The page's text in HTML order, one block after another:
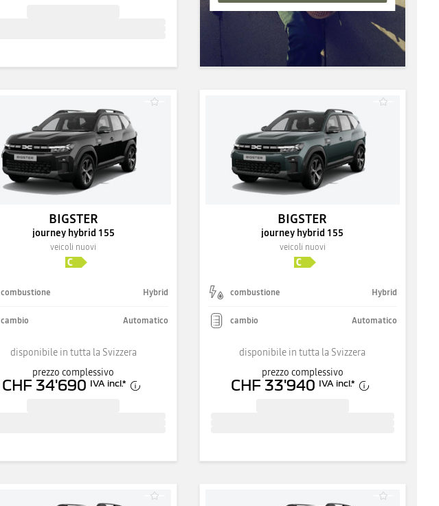
BIGSTER
journey hybrid 155
veicoli nuovi
combustione Hybrid
cambio Automatico
disponibile in tutta la Svizzera
prezzo complessivo
CHF 34'690 IVA incl.*
BIGSTER
journey hybrid 155
veicoli nuovi
combustione Hybrid
cambio Automatico
disponibile in tutta la Svizzera
prezzo complessivo
CHF 33'940 IVA incl.*